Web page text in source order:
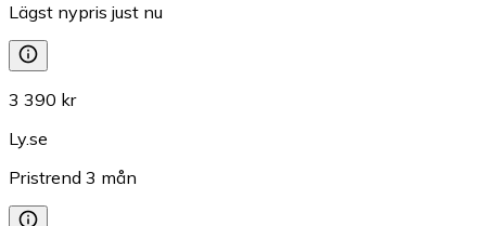
Lägst nypris just nu
3 390 kr
Ly.se
Pristrend 3 mån